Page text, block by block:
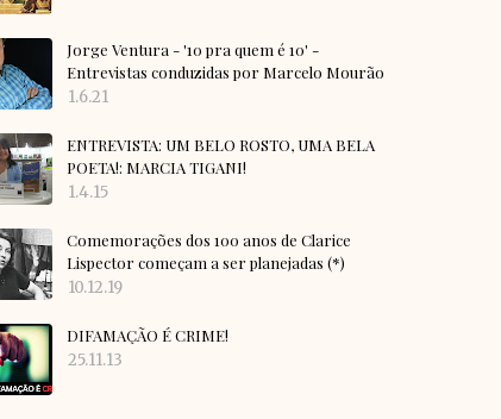
Jorge Ventura - '10 pra quem é 10' -
Entrevistas conduzidas por Marcelo Mourão
1.6.21
ENTREVISTA: UM BELO ROSTO, UMA BELA
POETA!: MARCIA TIGANI!
1.4.15
Comemorações dos 100 anos de Clarice
Lispector começam a ser planejadas (*)
10.12.19
DIFAMAÇÃO É CRIME!
25.11.13